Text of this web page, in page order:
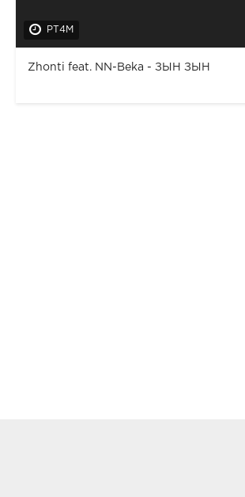
PT4M
Zhonti feat. NN-Beka - ЗЫН ЗЫН